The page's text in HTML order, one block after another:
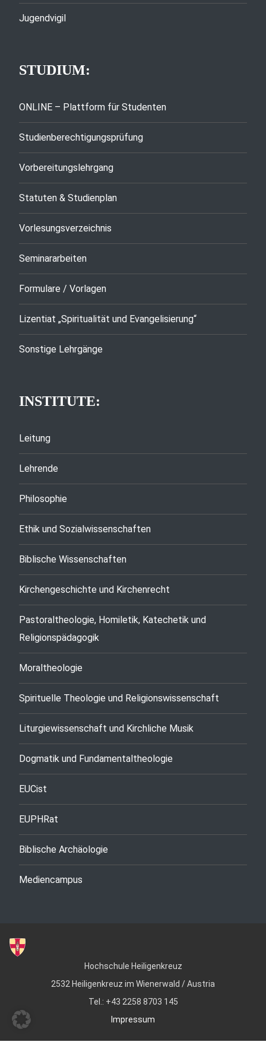
Jugendvigil
STUDIUM:
ONLINE – Plattform für Studenten
Studienberechtigungsprüfung
Vorbereitungslehrgang
Statuten & Studienplan
Vorlesungsverzeichnis
Seminararbeiten
Formulare / Vorlagen
Lizentiat „Spiritualität und Evangelisierung“
Sonstige Lehrgänge
INSTITUTE:
Leitung
Lehrende
Philosophie
Ethik und Sozialwissenschaften
Biblische Wissenschaften
Kirchengeschichte und Kirchenrecht
Pastoraltheologie, Homiletik, Katechetik und
Religionspädagogik
Moraltheologie
Spirituelle Theologie und Religionswissenschaft
Liturgiewissenschaft und Kirchliche Musik
Dogmatik und Fundamentaltheologie
EUCist
EUPHRat
Biblische Archäologie
Mediencampus
Hochschule Heiligenkreuz
2532 Heiligenkreuz im Wienerwald / Austria
Tel.: +43 2258 8703 145
Impressum